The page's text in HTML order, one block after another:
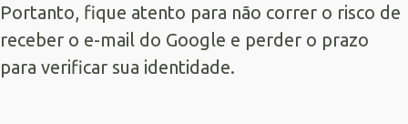
Portanto, fique atento para não correr o risco de
receber o e-mail do Google e perder o prazo
para verificar sua identidade.